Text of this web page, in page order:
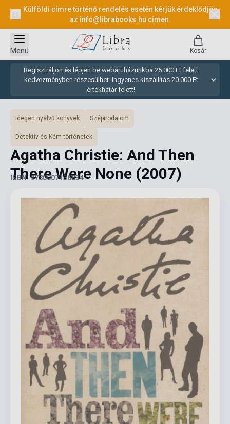
Külföldi címre történő rendelés esetén kérjük érdeklődjön
az info@librabooks.hu címen.
Regisztráljon és lépjen be webáruházunkba 25.000 Ft felett
kedvezményben részesülhet. Ingyenes kiszállítás 20.000 Ft
értékhatár felett!
Menü Kosár
Idegen nyelvű könyvek Szépirodalom
Detektív és Kém-történetek
Agatha Christie: And Then
There Were None (2007)
ISBN: 9780007136834